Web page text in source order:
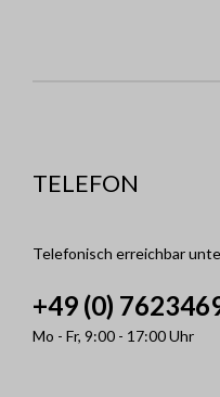
TELEFON
Telefonisch erreichbar
+49 (0)
Mo - Fr, 9:00 - 17:00 Uhr